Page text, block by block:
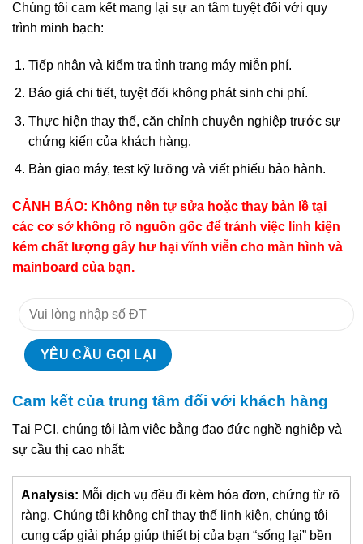
Chúng tôi cam kết mang lại sự an tâm tuyệt đối với quy
trình minh bạch:
Tiếp nhận và kiểm tra tình trạng máy miễn phí.
Báo giá chi tiết, tuyệt đối không phát sinh chi phí.
Thực hiện thay thế, căn chỉnh chuyên nghiệp trước sự
chứng kiến của khách hàng.
Bàn giao máy, test kỹ lưỡng và viết phiếu bảo hành.
CẢNH BÁO: Không nên tự sửa hoặc thay bản lề tại
các cơ sở không rõ nguồn gốc để tránh việc linh kiện
kém chất lượng gây hư hại vĩnh viễn cho màn hình và
mainboard của bạn.
Cam kết của trung tâm đối với khách hàng
Tại PCI, chúng tôi làm việc bằng đạo đức nghề nghiệp và
sự cầu thị cao nhất:
Analysis: Mỗi dịch vụ đều đi kèm hóa đơn, chứng từ rõ
ràng. Chúng tôi không chỉ thay thế linh kiện, chúng tôi
cung cấp giải pháp giúp thiết bị của bạn “sống lại” bền